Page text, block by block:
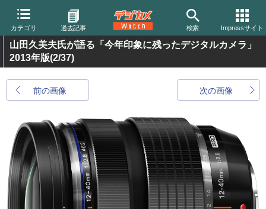
カテゴリ 過去記事 検索 Impressサイト
山田久美夫氏が語る「今年印象に残ったデジタルカメラ」
2013年版(2/37)
前の画像 次の画像